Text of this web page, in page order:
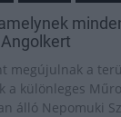
megújulnak a
a különleges
álló Nepomuki